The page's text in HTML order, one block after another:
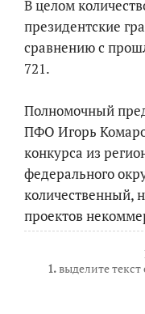
В целом
президентские
сравнению с
721.
Полномочный
ПФО Игорь
конкурса из
федерального
количественный,
проектов
1.выделите